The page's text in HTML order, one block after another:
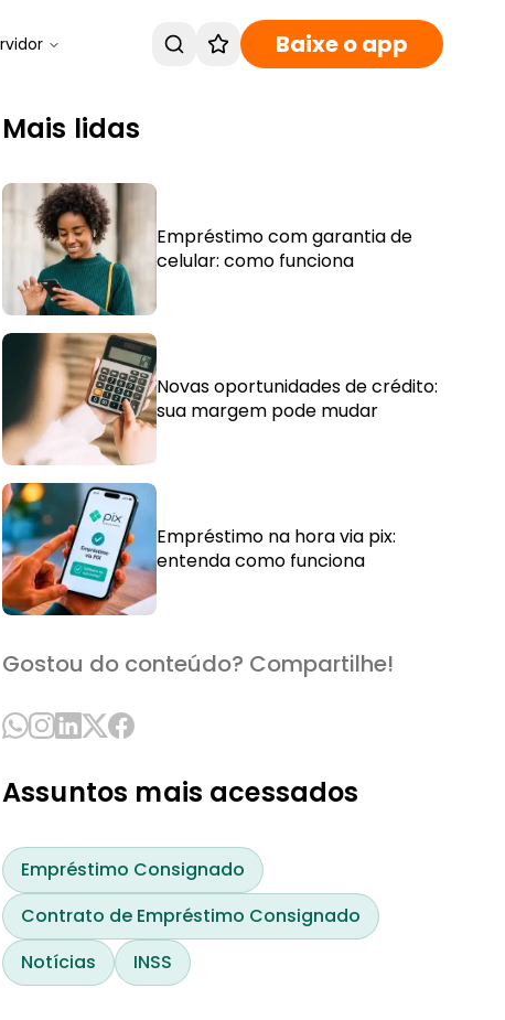
Baixe o app
Mais lidas
Empréstimo com garantia de
celular: como funciona
Novas oportunidades de crédito:
sua margem pode mudar
Empréstimo na hora via pix:
entenda como funciona
Gostou do conteúdo? Compartilhe!
Assuntos mais acessados
Empréstimo Consignado
Contrato de Empréstimo Consignado
Notícias
INSS